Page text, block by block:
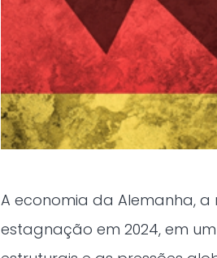
A economia da Alemanha,
estagnação em 2024, em